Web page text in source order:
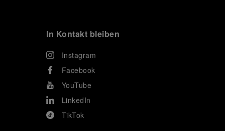
In Kontakt bleiben
Instagram
Facebook
YouTube
LinkedIn
TikTok